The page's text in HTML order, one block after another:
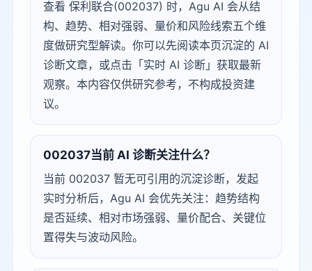
查看 保利联合(002037) 时，Agu AI 会从结
构、趋势、相对强弱、量价和风险线索五个维
度做研究型解读。你可以先阅读本页沉淀的 AI
诊断文章，或点击「实时 AI 诊断」获取最新
观察。本内容仅供研究参考，不构成投资建
议。
002037当前 AI 诊断关注什么？
当前 002037 暂无可引用的沉淀诊断，发起
实时分析后，Agu AI 会优先关注：趋势结构
是否延续、相对市场强弱、量价配合、关键位
置得失与波动风险。